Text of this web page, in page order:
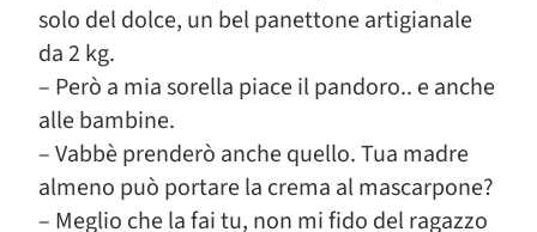
solo del dolce, un bel panettone artigianale
da 2 kg.
– Però a mia sorella piace il pandoro.. e anche
alle bambine.
– Vabbè prenderò anche quello. Tua madre
almeno può portare la crema al mascarpone?
– Meglio che la fai tu, non mi fido del ragazzo